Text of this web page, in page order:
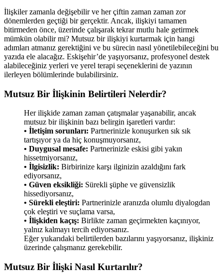
İlişkiler zamanla değişebilir ve her çiftin zaman zaman zor
dönemlerden geçtiği bir gerçektir. Ancak, ilişkiyi tamamen
bitirmeden önce, üzerinde çalışarak tekrar mutlu hale getirmek
mümkün olabilir mi? Mutsuz bir ilişkiyi kurtarmak için hangi
adımları atmanız gerektiğini ve bu sürecin nasıl yönetilebileceğini bu
yazıda ele alacağız. Eskişehir’de yaşıyorsanız, profesyonel destek
alabileceğiniz yerleri ve yerel terapi seçeneklerini de yazının
ilerleyen bölümlerinde bulabilirsiniz.
Mutsuz Bir İlişkinin Belirtileri Nelerdir?
Her ilişkide zaman zaman çatışmalar yaşanabilir, ancak
mutsuz bir ilişkinin bazı belirgin işaretleri vardır:
• İletişim sorunları: Partnerinizle konuşurken sık sık
tartışıyor ya da hiç konuşmuyorsanız,
• Duygusal mesafe: Partnerinizle eskisi gibi yakın
hissetmiyorsanız,
• İlgisizlik: Birbirinize karşı ilginizin azaldığını fark
ediyorsanız,
• Güven eksikliği: Sürekli şüphe ve güvensizlik
hissediyorsanız,
• Sürekli eleştiri: Partnerinizle aranızda olumlu diyalogdan
çok eleştiri ve suçlama varsa,
• İlişkiden kaçış: Birlikte zaman geçirmekten kaçınıyor,
yalnız kalmayı tercih ediyorsanız.
Eğer yukarıdaki belirtilerden bazılarını yaşıyorsanız, ilişkiniz
üzerinde çalışmanız gerekebilir.
Mutsuz Bir İlişki Nasıl Kurtarılır?